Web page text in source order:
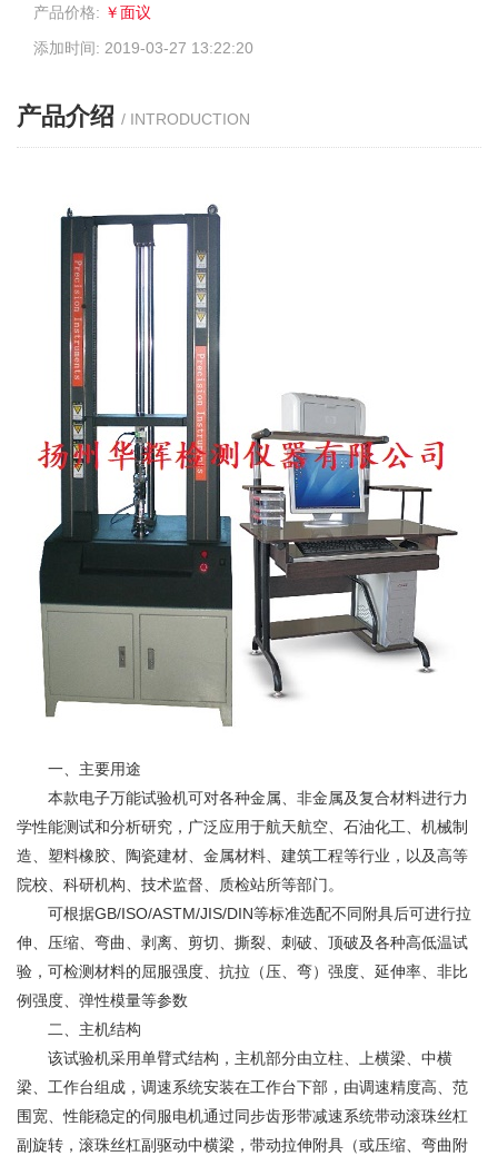
产品价格: ￥面议
添加时间: 2019-03-27 13:22:20
产品介绍 / INTRODUCTION
一、主要用途
本款电子万能试验机可对各种金属 、非金属及复合材料进行力
学性能测试和分析研究，广泛应用于航天航空、石油化工、机械制
造、 塑料橡胶 、陶瓷建材、金属材料、建筑工程等行业，以及高等
院校、科研机构、技术监督、质检站所等部门。
可根据GB/ISO/ASTM/JIS/DIN等标准选配不同附具后可进行拉
伸、压缩、弯曲、剥离、剪切、撕裂、刺破、顶破及各种高低温试
验，可检测材料的屈服强度、抗拉（压、弯）强度、延伸率、非比
例强度、弹性模量等参数
二、主机结构
该试验机采用单臂式结构，主机部分由立柱、上横梁、中横
梁、工作台组成，调速系统安装在工作台下部，由调速精度高、范
围宽、性能稳定的伺服电机通过同步齿形带减速系统带动滚珠丝杠
副旋转，滚珠丝杠副驱动中横梁，带动拉伸附具（或压缩、弯曲附